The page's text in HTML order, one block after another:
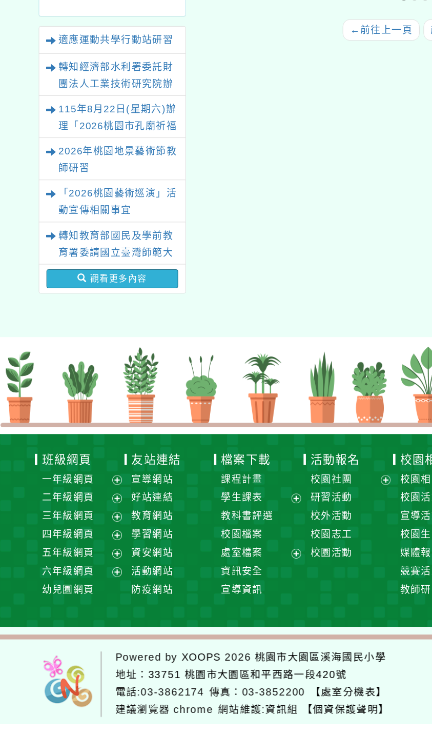
適應運動共學行動站研習
轉知經濟部水利署委託財
團法人工業技術研究院辦
績優單位及節水達人選拔
活動」
115年8月22日(星期六)辦
理「2026桃園市孔廟祈福
系列活動—儒門初開 智慧
啟航」
2026年桃園地景藝術節教
師研習
「2026桃園藝術巡演」活
動宣傳相關事宜
轉知教育部國民及學前教
育署委請國立臺灣師範大
學辦理「114至115年度
健康促進學校輔導計畫師
觀看更多內容
← 前往上一頁
班級網頁
一年級網頁
展
開
選
單
二年級網頁
展
選
單
三年級網頁
展
選
單
四年級網頁
展
選
五年級網頁
展
開
六年級網頁
單
幼兒園網頁
友站連結
宣導網站
好站連結
教育網站
學習網站
資安網站
活動網站
防疫網站
檔案下載
課程計畫
學生課表
單
教科書評選
校園檔案
處室檔案
資訊安全
宣導資訊
活動報名
校園社團
研習活動
校外活動
校園志工
校園活動
校園
校園
校園
宣導
校園
媒體
競賽
教師
Powered by XOOPS 2026桃園市大園區溪海國民小學
地址： 33751 桃園市大園區和平西路一段420號
電話:03-3862174 傳真：03-3852200
【處室分機表】
建議瀏覽器 chrome 網站維護:資訊組 【個資保護聲明】